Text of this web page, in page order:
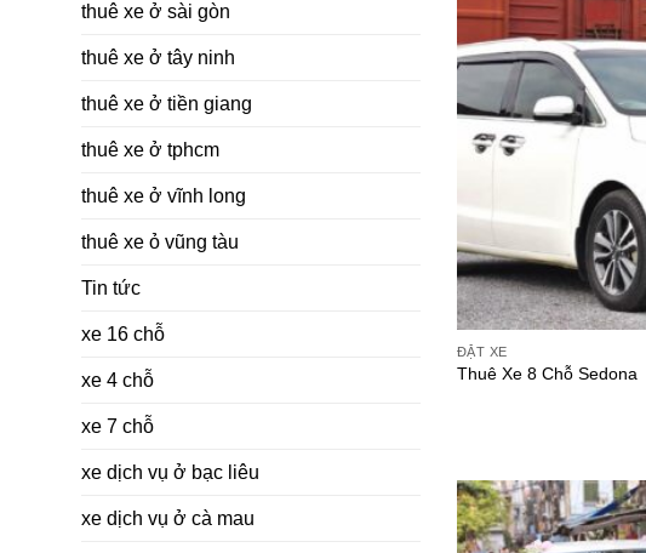
thuê xe ở sài gòn
thuê xe ở tây ninh
thuê xe ở tiền giang
thuê xe ở tphcm
thuê xe ở vĩnh long
thuê xe ỏ vũng tàu
Tin tức
xe 16 chỗ
xe 4 chỗ
xe 7 chỗ
xe dịch vụ ở bạc liêu
xe dịch vụ ở cà mau
ĐẶT XE
Thuê Xe 8 Chỗ Sedona